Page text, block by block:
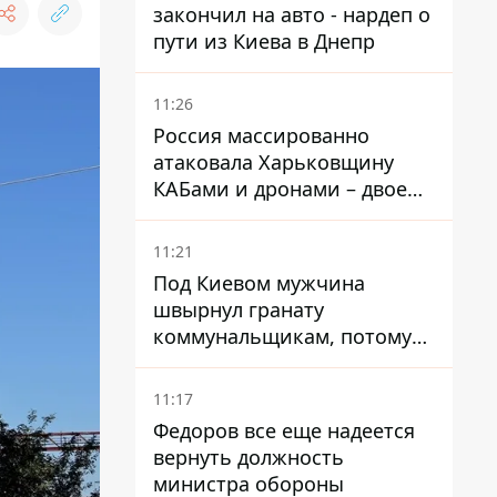
закончил на авто - нардеп о
пути из Киева в Днепр
11:26
Россия массированно
атаковала Харьковщину
КАБами и дронами – двое
погибших и 19 раненых
11:21
Под Киевом мужчина
швырнул гранату
коммунальщикам, потому
что не хотел платить по
квитанциям
11:17
Федоров все еще надеется
вернуть должность
министра обороны